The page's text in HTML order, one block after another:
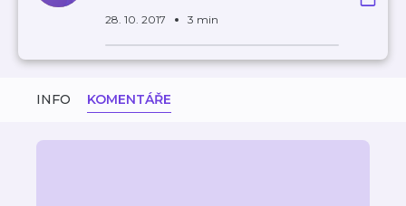
28. 10. 2017 3 min
INFO KOMENTÁŘE